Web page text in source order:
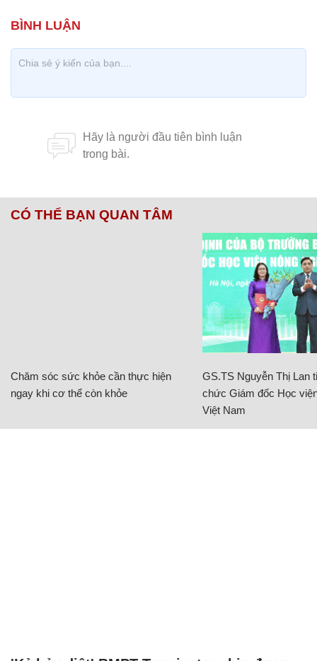
CÓ THỂ BẠN QUAN TÂM
Chăm sóc sức khỏe cần thực hiện
ngay khi cơ thể còn khỏe
GS.TS Nguyễn Thị Lan
chức Giám đốc Học
Việt Nam